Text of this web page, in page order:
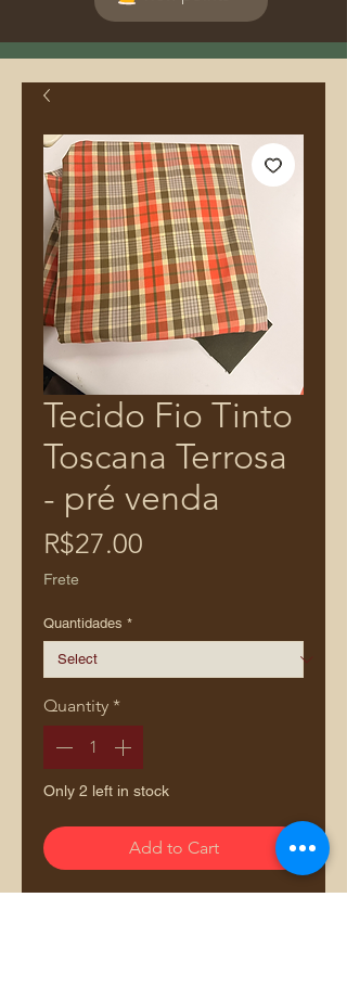
Tecido Fio Tinto
Toscana Terrosa
- pré venda
R$27.00
Frete
Quantidades *
Quantity *
Only 2 left in stock
Add to Cart